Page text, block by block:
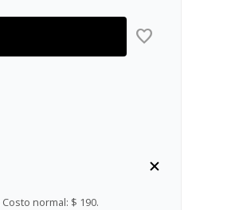
Costo normal: $ 190.